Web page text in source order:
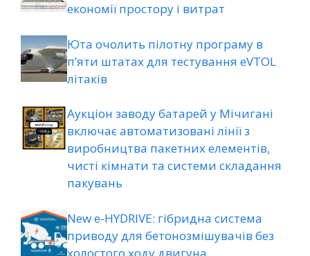
економії простору і витрат
Юта очолить пілотну програму в
п’яти штатах для тестування eVTOL
літаків
Аукціон заводу батарей у Мічигані
включає автоматизовані лінії з
виробництва пакетних елементів,
чисті кімнати та системи складання
пакувань
New e-HYDRIVE: гібридна система
приводу для бетонозмішувачів без
холостого ходу двигуна